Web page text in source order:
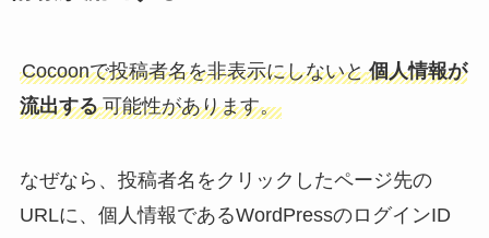
Cocoonで投稿者名を非表示にしないと 個人情報が
流出する 可能性があります。
なぜなら、投稿者名をクリックしたページ先の
URLに、個人情報であるWordPressのログインID